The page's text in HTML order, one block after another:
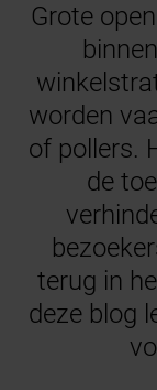
Grote
worden
of pollers.
de
terug in
deze blog